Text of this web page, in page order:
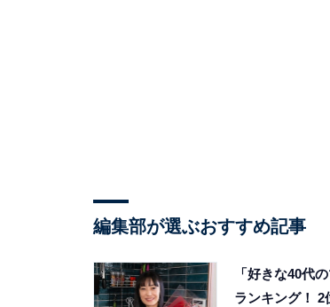
編集部が選ぶおすすめ記事
「好きな40代
ランキング！ 2